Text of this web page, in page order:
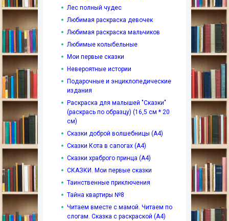
Лес полный чудес
Любимая раскраска девочек
Любимая раскраска мальчиков
Любимые колыбельные
Мои первые сказки
Невероятные истории
Подарочные и энциклопедические
издания
Раскраска для малышей "Сказки"
(раскрась по образцу) (16,5 см * 20
см)
Сказки доброй волшебницы (А4)
Сказки Кота в сапогах (А4)
Сказки храброго принца (А4)
СКАЗКИ. Мои первые сказки
Таинственные приключения
Тайна квартиры №8
Читаем вместе с мамой. Читаем по
слогам. Сказка с раскраской (А4)